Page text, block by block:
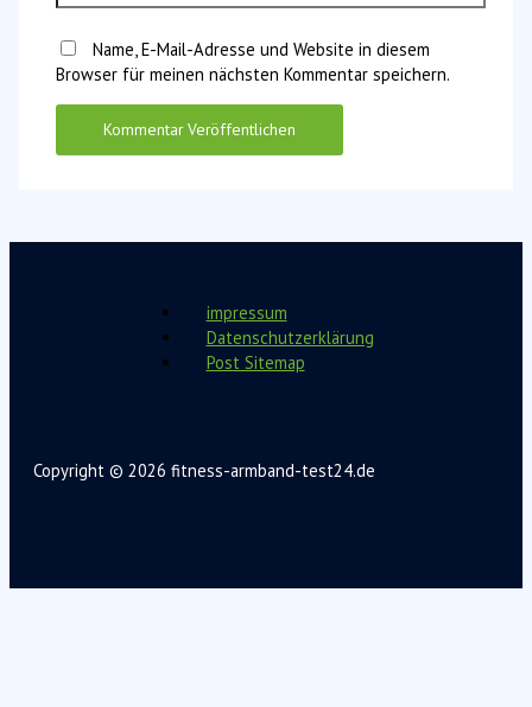
Name, E-Mail-Adresse und Website in diesem
Browser für meinen nächsten Kommentar speichern.
impressum
Datenschutzerklärung
Post Sitemap
Copyright © 2026 fitness-armband-test24.de